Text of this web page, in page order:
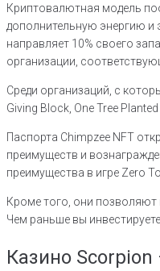
Криптовалютная модель
дополнительную энергию
направляет 10% своего
организации,
Среди организаций, с
Giving Block, One Tree
Паспорта Chimpzee NFT
преимуществ и
преимущества в игре Zero
Кроме того, они позволяют
Чем раньше вы
Казино